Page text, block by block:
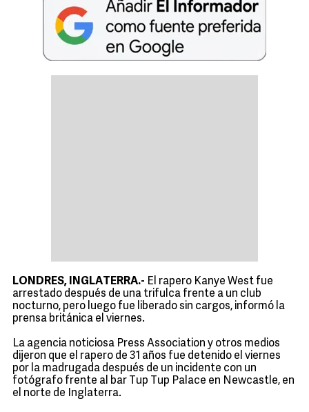
LONDRES, INGLATERRA.- El rapero Kanye West fue
arrestado después de una trifulca frente a un club
nocturno, pero luego fue liberado sin cargos, informó la
prensa británica el viernes.
La agencia noticiosa Press Association y otros medios
dijeron que el rapero de 31 años fue detenido el viernes
por la madrugada después de un incidente con un
fotógrafo frente al bar Tup Tup Palace en Newcastle, en
el norte de Inglaterra.